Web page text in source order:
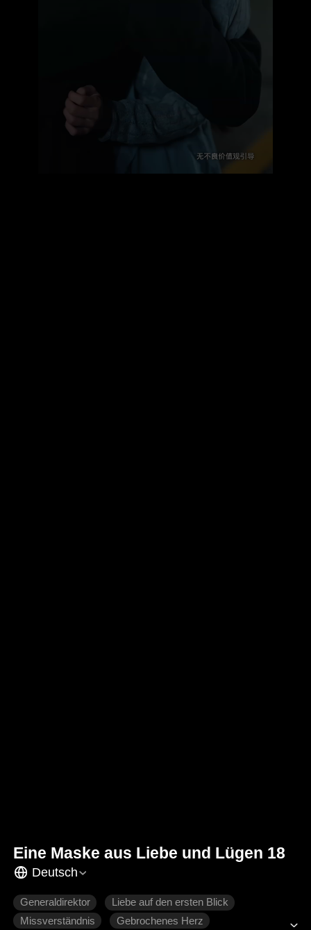
Eine Maske aus Liebe und Lügen 18
Deutsch
Generaldirektor
Liebe auf den ersten Blick
Missverständnis
Gebrochenes Herz